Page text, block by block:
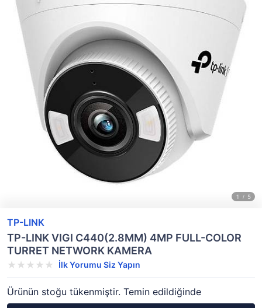
TP-LINK
TP-LINK VIGI C440(2.8MM) 4MP FULL-COLOR
TURRET NETWORK KAMERA
İlk Yorumu Siz Yapın
Ürünün stoğu tükenmiştir. Temin edildiğinde